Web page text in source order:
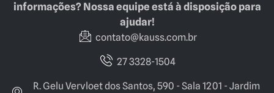
informações? Nossa equipe está à disposição para
ajudar!
contato@kauss.com.br
27 3328-1504
R. Gelu Vervloet dos Santos, 590 - Sala 1201 - Jardim